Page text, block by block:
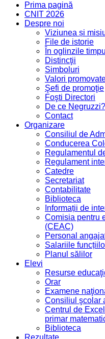
Prima pagină
CNIT 2026
Despre noi
Viziunea și
File de istorie
În oglinzile
Distincţii
Simboluri
Valori
Şefi de promoţie
Foşti Directori
De ce Negruzzi?
Contact
Organizare
Consiliul de
Conducerea
Regulamentul
Regulament
Catedre
Secretariat
Contabilitate
Biblioteca
Informații de
Comisia pentru
(CEAC)
Personal
Salariile
Planul sălilor
Elevi
Resurse
Orar
Examene
Consiliul şcolar
Centrul de
primar
Biblioteca